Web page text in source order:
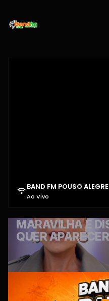
BAND FM POUSO ALEGRE
Ao Vivo